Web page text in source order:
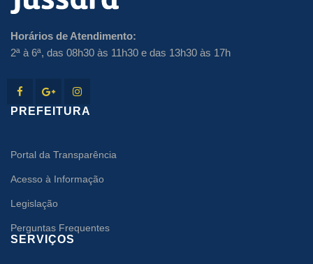
Horários de Atendimento:
2ª à 6ª, das 08h30 às 11h30 e das 13h30 às 17h
PREFEITURA
Portal da Transparência
Acesso à Informação
Legislação
Perguntas Frequentes
SERVIÇOS